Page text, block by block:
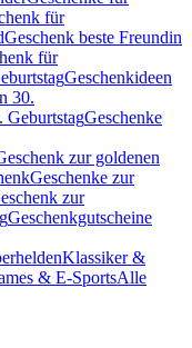
für
Geschenk beste Freundin
für
Geschenkideen
30.
GeburtstagGeschenke
zur goldenen
Geschenke zur
zur
Geschenkgutscheine
Klassiker &
& E-SportsAlle